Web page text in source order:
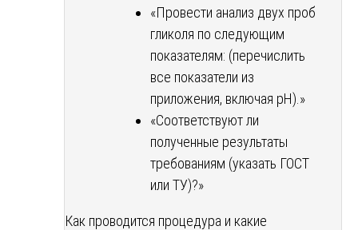
«Провести анализ двух проб
гликоля по следующим
показателям: (перечислить
все показатели из
приложения, включая pH).»
«Соответствуют ли
полученные результаты
требованиям (указать ГОСТ
или ТУ)?»
Как проводится процедура и какие